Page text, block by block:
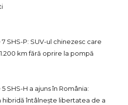
7 SHS-P: SUV-ul chinezesc care
km fără oprire la pompă
SHS-H a ajuns în România:
hibridă întâlnește libertatea de a